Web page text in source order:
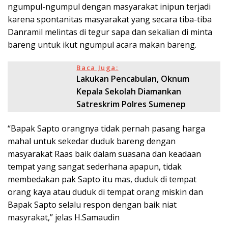
ngumpul-ngumpul dengan masyarakat inipun terjadi
karena spontanitas masyarakat yang secara tiba-tiba
Danramil melintas di tegur sapa dan sekalian di minta
bareng untuk ikut ngumpul acara makan bareng.
Baca Juga:
Lakukan Pencabulan, Oknum
Kepala Sekolah Diamankan
Satreskrim Polres Sumenep
“Bapak Sapto orangnya tidak pernah pasang harga
mahal untuk sekedar duduk bareng dengan
masyarakat Raas baik dalam suasana dan keadaan
tempat yang sangat sederhana apapun, tidak
membedakan pak Sapto itu mas, duduk di tempat
orang kaya atau duduk di tempat orang miskin dan
Bapak Sapto selalu respon dengan baik niat
masyrakat,” jelas H.Samaudin